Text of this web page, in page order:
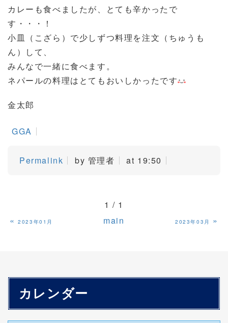
カレーも食べましたが、とても辛かったで
す・・・！
小皿（こざら）で少しずつ料理を注文（ちゅうも
ん）して、
みんなで一緒に食べます。
ネパールの料理はとてもおいしかったです
金太郎
GGA
Permalink by 管理者 at 19:50
1 / 1
«2023年01月 main 2023年03月 »
カレンダー